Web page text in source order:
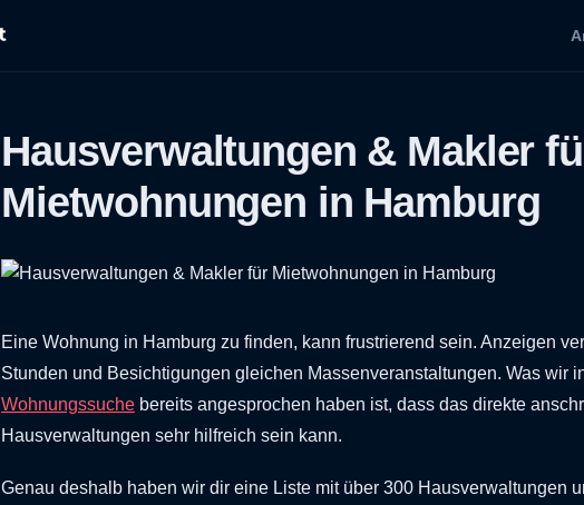
Hausverwaltungen & Makler
Mietwohnungen in Hamburg
Eine Wohnung in Hamburg zu finden, kann frustrierend sein. Anzeigen
Stunden und Besichtigungen gleichen Massenveranstaltungen. Was wir
Wohnungssuche bereits angesprochen haben ist, dass das direkte
Hausverwaltungen sehr hilfreich sein kann.
Genau deshalb haben wir dir eine Liste mit über 300 Hausverwaltungen